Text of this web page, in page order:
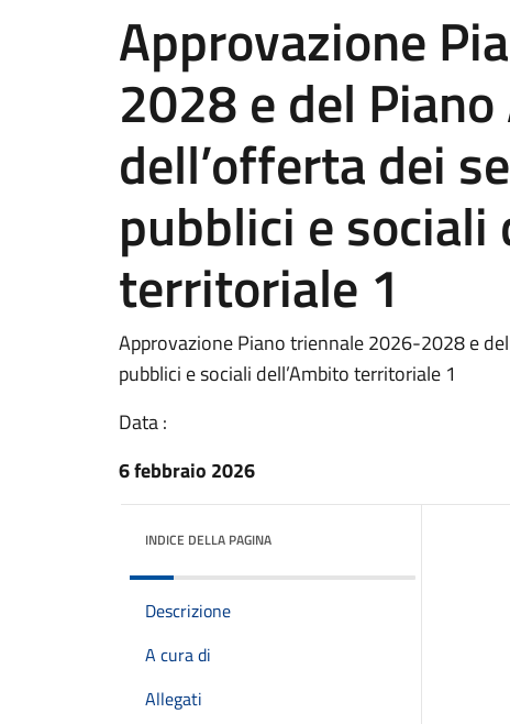
Approvazione
2028 e del
dell’offerta dei
pubblici e sociali
territoriale 1
Approvazione Piano triennale 2026-2028 e
pubblici e sociali dell’Ambito territoriale 1
Data :
6 febbraio 2026
INDICE DELLA PAGINA
Descrizione
A cura di
Allegati